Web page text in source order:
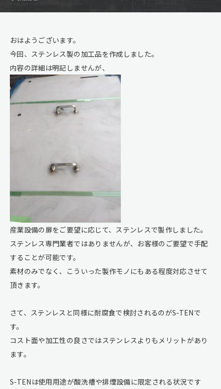
おはようございます。
今回、ステンレス製の加工品を作成しました。
内容の詳細は明記しませんが、
産業設備の扉をご要望に応じて、ステンレスで製作しました。
ステンレス専門業者ではありませんが、お客様のご要望で手配
することが可能です。
素材のみでなく、こういった製作モノにもある程度対応させて
頂きます。
さて、ステンレスと同様に耐腐食で検討されるのがS-TENで
す。
コスト面や加工性の良さではステンレスよりもメリットがあり
ます。
S-TENは使用用途が酸洗槽や排煙設備に限定される状況です